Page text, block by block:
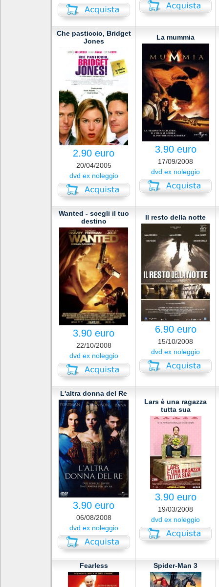
Che pasticcio, Bridget
Jones
2.90 euro
20/04/2005
dvd ex noleggio
La mummia
3.90 euro
17/09/2008
dvd ex noleggio
Wanted - scegli il tuo
destino
3.90 euro
22/10/2008
dvd ex noleggio
Il resto della notte
6.90 euro
15/10/2008
dvd ex noleggio
L'altra donna del Re
3.90 euro
06/08/2008
dvd ex noleggio
Lars è una ragazza
tutta sua
3.90 euro
19/03/2008
dvd ex noleggio
Fearless Spider-Man 3